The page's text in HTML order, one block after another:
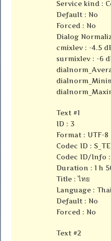
Service kind :
Default : No
Forced : No
Dialog
cmixlev : -4.5
surmixlev : -6
Text #1
ID : 3
Format : UTF-8
Codec ID :
Codec ID/Info
Duration : 1 h
Title : ไทย
Language :
Default : No
Forced : No
Text #2